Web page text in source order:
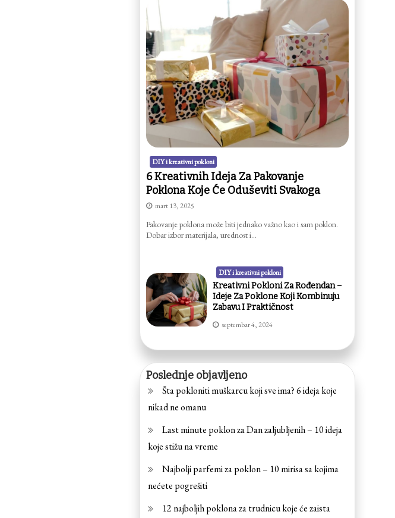
DIY i kreativni pokloni
6 Kreativnih Ideja Za Pakovanje
Poklona Koje Će Oduševiti Svakoga
mart 13, 2025
Pakovanje poklona može biti jednako važno kao i sam poklon.
Dobar izbor materijala, urednost i…
DIY i kreativni pokloni
Kreativni Pokloni Za Rođendan –
Ideje Za Poklone Koji Kombinuju
Zabavu I Praktičnost
septembar 4, 2024
Poslednje objavljeno
Šta pokloniti muškarcu koji sve ima? 6 ideja koje
nikad ne omanu
Last minute poklon za Dan zaljubljenih – 10 ideja
koje stižu na vreme
Najbolji parfemi za poklon – 10 mirisa sa kojima
nećete pogrešiti
12 najboljih poklona za trudnicu koje će zaista